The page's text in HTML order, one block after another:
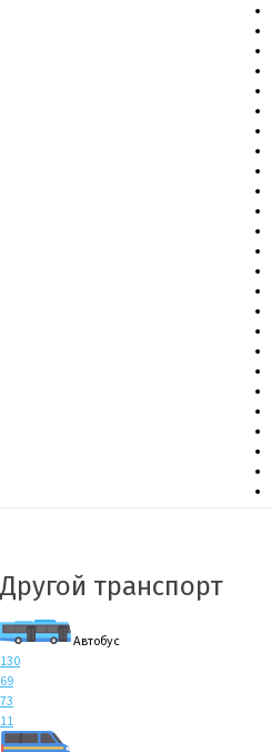
Другой транспорт
Автобус
130
69
73
11